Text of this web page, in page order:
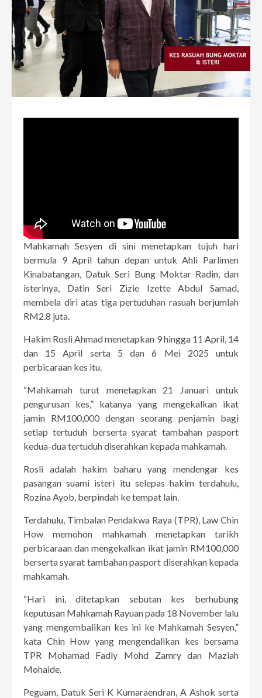
Mahkamah Sesyen di sini menetapkan tujuh hari
bermula 9 April tahun depan untuk Ahli Parlimen
Kinabatangan, Datuk Seri Bung Moktar Radin, dan
isterinya, Datin Seri Zizie Izette Abdul Samad,
membela diri atas tiga pertuduhan rasuah berjumlah
RM2.8 juta.
Hakim Rosli Ahmad menetapkan 9 hingga 11 April, 14
dan 15 April serta 5 dan 6 Mei 2025 untuk
perbicaraan kes itu.
“Mahkamah turut menetapkan 21 Januari untuk
pengurusan kes,” katanya yang mengekalkan ikat
jamin RM100,000 dengan seorang penjamin bagi
setiap tertuduh berserta syarat tambahan pasport
kedua-dua tertuduh diserahkan kepada mahkamah.
Rosli adalah hakim baharu yang mendengar kes
pasangan suami isteri itu selepas hakim terdahulu,
Rozina Ayob, berpindah ke tempat lain.
Terdahulu, Timbalan Pendakwa Raya (TPR), Law Chin
How memohon mahkamah menetapkan tarikh
perbicaraan dan mengekalkan ikat jamin RM100,000
berserta syarat tambahan pasport diserahkan kepada
mahkamah.
“Hari ini, ditetapkan sebutan kes berhubung
keputusan Mahkamah Rayuan pada 18 November lalu
yang mengembalikan kes ini ke Mahkamah Sesyen,”
kata Chin How yang mengendalikan kes bersama
TPR Mohamad Fadly Mohd Zamry dan Maziah
Mohaide.
Peguam, Datuk Seri K Kumaraendran, A Ashok serta